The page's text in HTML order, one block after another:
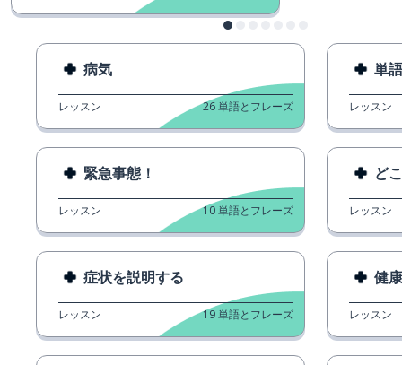
病気
レッスン 26単語とフレーズ
緊急事態！
レッスン 10単語とフレーズ
症状を説明する
レッスン 19単語とフレーズ
単
レッスン
ど
レッスン
健
レッスン